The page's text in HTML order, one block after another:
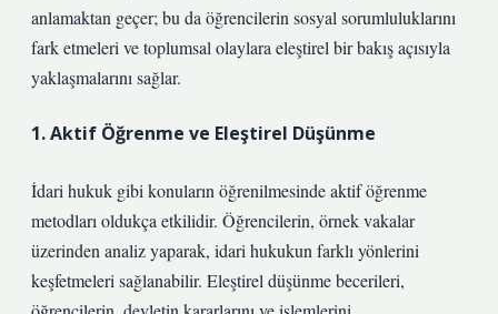
anlamaktan geçer; bu da öğrencilerin sosyal sorumluluklarını
fark etmeleri ve toplumsal olaylara eleştirel bir bakış açısıyla
yaklaşmalarını sağlar.
1. Aktif Öğrenme ve Eleştirel Düşünme
İdari hukuk gibi konuların öğrenilmesinde aktif öğrenme
metodları oldukça etkilidir. Öğrencilerin, örnek vakalar
üzerinden analiz yaparak, idari hukukun farklı yönlerini
keşfetmeleri sağlanabilir. Eleştirel düşünme becerileri,